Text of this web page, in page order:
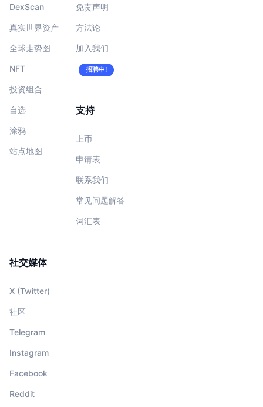
DexScan
真实世界资产
全球走势图
NFT
投资组合
自选
涂鸦
站点地图
免责声明
方法论
加入我们
招聘中!
支持
上币
申请表
联系我们
常见问题解答
词汇表
社交媒体
X (Twitter)
社区
Telegram
Instagram
Facebook
Reddit